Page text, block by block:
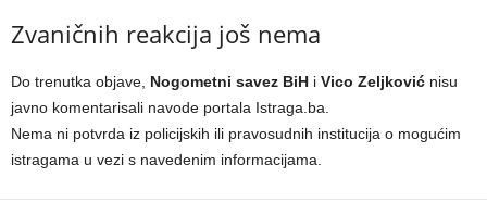
Zvaničnih reakcija još nema
Do trenutka objave, Nogometni savez BiH i Vico Zeljković nisu
javno komentarisali navode portala Istraga.ba.
Nema ni potvrda iz policijskih ili pravosudnih institucija o mogućim
istragama u vezi s navedenim informacijama.